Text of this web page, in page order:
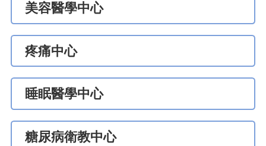
美容醫學中心
疼痛中心
睡眠醫學中心
糖尿病衛教中心